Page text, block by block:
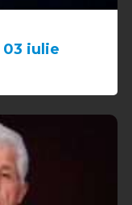
03 iulie